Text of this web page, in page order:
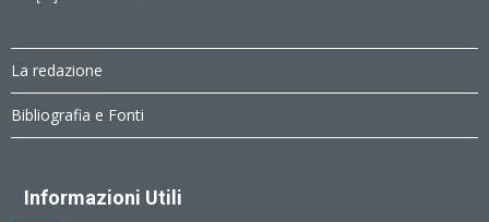
La redazione
Bibliografia e Fonti
Informazioni Utili